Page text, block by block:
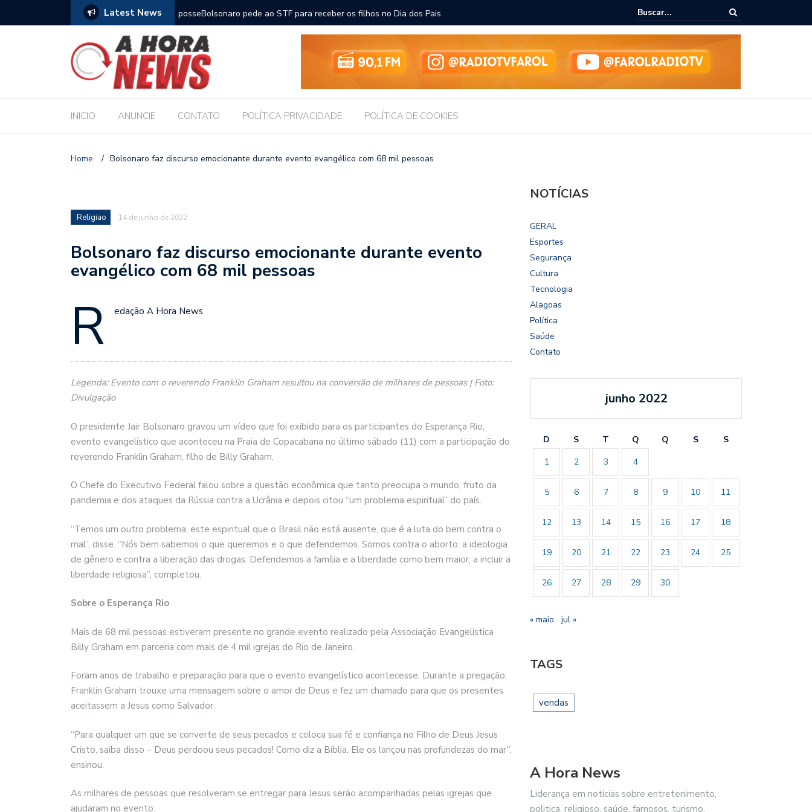
Latest News
com a Educação durante posse Bolsonaro pede ao STF para receber os filhos no Dia dos Pais
Câmara dialoga com UFAL e Faculdade de Coimbra sobre parcerias para
Legislativo
INICIO ANUNCIE CONTATO POLÍTICA PRIVACIDADE POLÍTICA DE COOKIES
Home / Bolsonaro faz discurso emocionante durante evento evangélico com 68 mil pessoas
Religiao 14 de junho de 2022
Bolsonaro faz discurso emocionante durante evento
evangélico com 68 mil pessoas
R edação A Hora News
Legenda: Evento com o reverendo Franklin Graham resultou na conversão de milhares de pessoas | Foto:
Divulgação
O presidente Jair Bolsonaro gravou um vídeo que foi exibido para os participantes do Esperança Rio,
evento evangelístico que aconteceu na Praia de Copacabana no último sábado (11) com a participação do
reverendo Franklin Graham, filho de Billy Graham.
O Chefe do Executivo Federal falou sobre a questão econômica que tanto preocupa o mundo, fruto da
pandemia e dos ataques da Rússia contra a Ucrânia e depois citou “um problema espiritual” do país.
“Temos um outro problema, este espiritual que o Brasil não está ausente, que é a luta do bem contra o
mal”, disse. “Nós bem sabemos o que queremos e o que defendemos. Somos contra o aborto, a ideologia
de gênero e contra a liberação das drogas. Defendemos a família e a liberdade como bem maior, a incluir a
liberdade religiosa”, completou.
Sobre o Esperança Rio
Mais de 68 mil pessoas estiveram presente no grande evento realizado pela Associação Evangelística
Billy Graham em parceria com mais de 4 mil igrejas do Rio de Janeiro.
Foram anos de trabalho e preparação para que o evento evangelístico acontecesse. Durante a pregação,
Franklin Graham trouxe uma mensagem sobre o amor de Deus e fez um chamado para que os presentes
aceitassem a Jesus como Salvador.
“Para qualquer um que se converte de seus pecados e coloca sua fé e confiança no Filho de Deus Jesus
Cristo, saiba disso – Deus perdoou seus pecados! Como diz a Bíblia, Ele os lançou nas profundezas do mar”,
ensinou.
As milhares de pessoas que resolveram se entregar para Jesus serão acompanhadas pelas igrejas que
ajudaram no evento.
NOTÍCIAS
GERAL
Esportes
Segurança
Cultura
Tecnologia
Alagoas
Política
Saúde
Contato
junho 2022
D S T Q Q S
S
1
2 3 4
5 6 7 8 9 10 11
12 13 14 15 16 17 18
19 20 21 22 23 24 25
26 27 28 29 30
« maio jul »
TAGS
vendas
A Hora News
Liderança em notícias sobre entretenimento,
politica, religioso, saúde, famosos, turismo,